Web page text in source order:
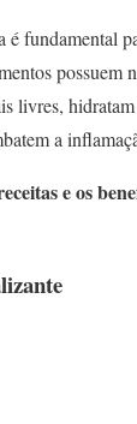
fundamental
possuem
livres,
a
e os